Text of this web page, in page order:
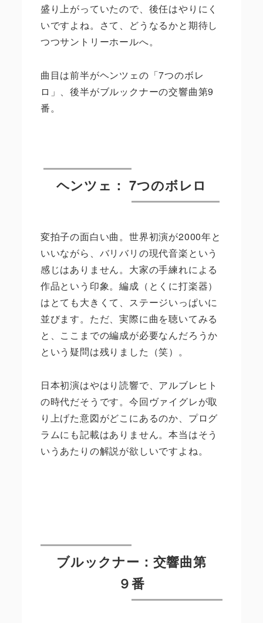
盛り上がっていたので、後任はやりにく
いですよね。さて、どうなるかと期待し
つつサントリーホールへ。
曲目は前半がヘンツェの「7つのボレ
ロ」、後半がブルックナーの交響曲第9
番。
ヘンツェ： 7つのボレロ
変拍子の面白い曲。世界初演が2000年と
いいながら、バリバリの現代音楽という
感じはありません。大家の手練れによる
作品という印象。編成（とくに打楽器）
はとても大きくて、ステージいっぱいに
並びます。ただ、実際に曲を聴いてみる
と、ここまでの編成が必要なんだろうか
という疑問は残りました（笑）。
日本初演はやはり読響で、アルブレヒト
の時代だそうです。今回ヴァイグレが取
り上げた意図がどこにあるのか、プログ
ラムにも記載はありません。本当はそう
いうあたりの解説が欲しいですよね。
ブルックナー：交響曲第
９番